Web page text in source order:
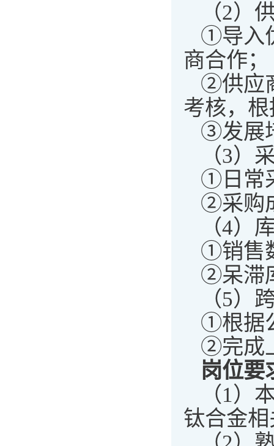
（2）
①导入
商合作；
②供应
考核，
③发展
（3）
①日常
②采购
（4）
①销售
②呆滞
（5）
①根据
②完成
岗位要
（1）
钛合金